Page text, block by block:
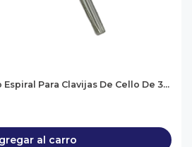
Para Clavijas De Cello De 3...
al carro